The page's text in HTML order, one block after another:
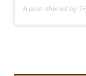
A post shared by